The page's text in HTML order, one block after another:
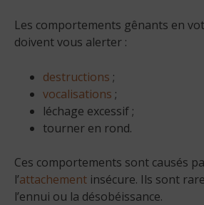
Les comportements gênants en
doivent vous alerter :
destructions ;
vocalisations ;
léchage excessif ;
tourner en rond.
Ces comportements sont causés
l’attachement insécure. Ils sont
l’ennui ou la désobéissance.